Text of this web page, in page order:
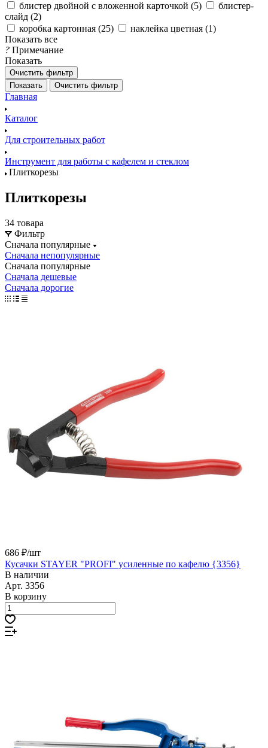
блистер двойной с вложенной карточкой (5)
блистер-
слайд (2)
коробка картонная (25) наклейка цветная (1)
Показать все
? Примечание
Показать
Очистить фильтр
Показать
Очистить фильтр
Главная
Каталог
Для строительных работ
Инструмент для работы с кафелем и стеклом
Плиткорезы
Плиткорезы
34 товара
Фильтр
Сначала популярные
Сначала непопулярные
Сначала популярные
Сначала дешевые
Сначала дорогие
686 ₽/шт
Кусачки STAYER "PROFI" усиленные по кафелю {3356}
В наличии
Арт. 3356
В корзину